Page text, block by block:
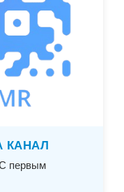
КАНАЛ
первым